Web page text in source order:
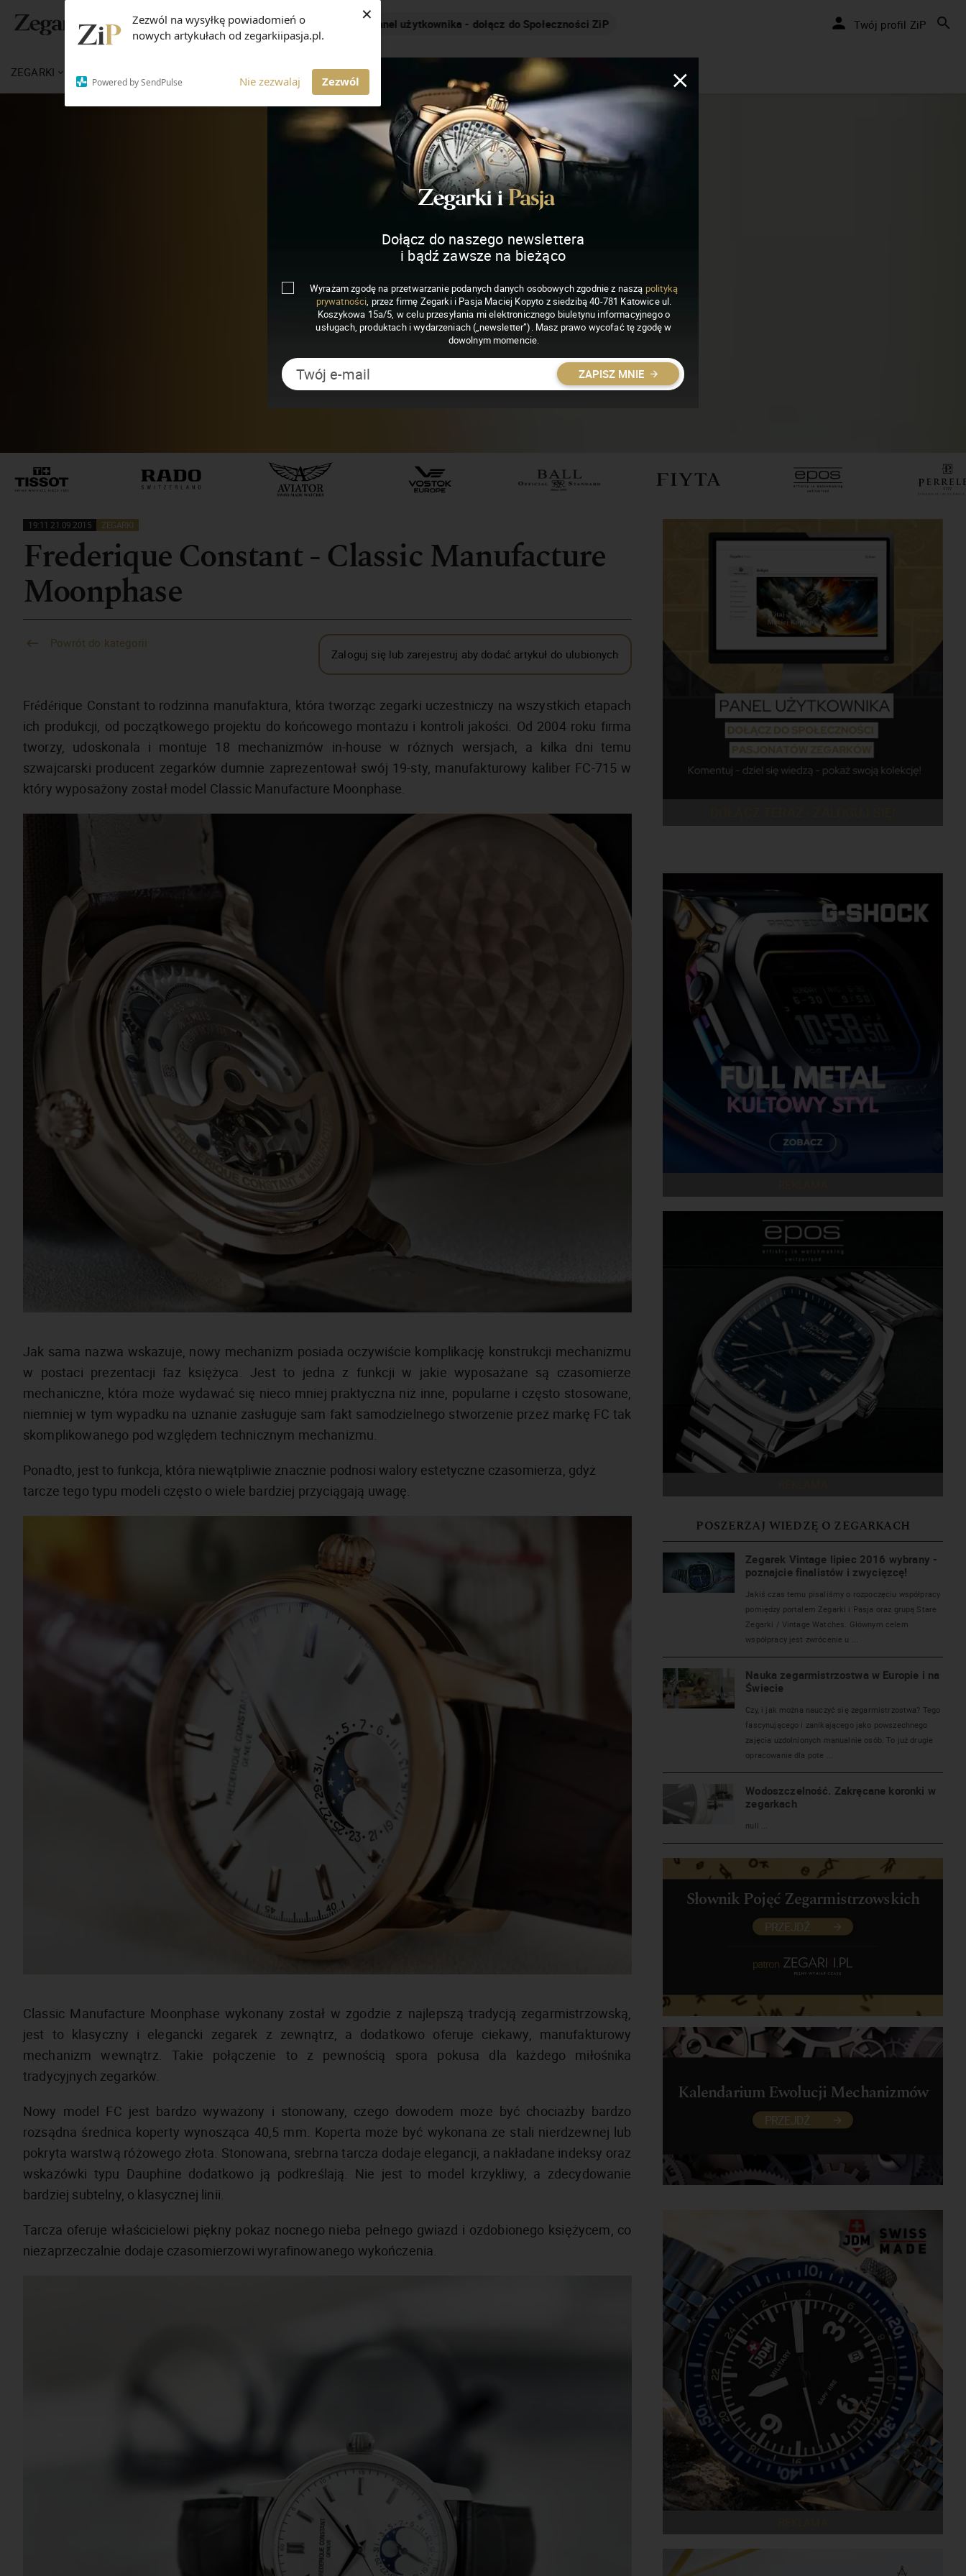
Zezwól na wysyłkę powiadomień o
nowych artykułach od zegarkiipasja.pl.
Powered by SendPulse Nie zezwalaj Zezwól
× Nakręcamy pozytywnie... cały czas! Twój profil ZiP
ZEGARKI MAGAZYN ZEGARKI I PASJA
19:11 21.09.2015 ZEGARKI
Frederique Constant - Classic Manufacture
Moonphase
Powrót do kategorii
Zaloguj się lub zarejestruj aby dodać artykuł do ulubionych
Frédérique Constant to rodzinna manufaktura, która tworząc zegarki uczestniczy na wszystkich etapach
ich produkcji, od początkowego projektu do końcowego montażu i kontroli jakości. Od 2004 roku firma
tworzy, udoskonala i montuje 18 mechanizmów in-house w różnych wersjach, a kilka dni temu
szwajcarski producent zegarków dumnie zaprezentował swój 19-sty, manufakturowy kaliber FC-715 w
który wyposażony został model Classic Manufacture Moonphase.
Jak sama nazwa wskazuje, nowy mechanizm posiada oczywiście komplikację konstrukcji mechanizmu
w postaci prezentacji faz księżyca. Jest to jedna z funkcji w jakie wyposażane są czasomierze
mechaniczne, która może wydawać się nieco mniej praktyczna niż inne, popularne i często stosowane,
niemniej w tym wypadku na uznanie zasługuje sam fakt samodzielnego stworzenie przez markę FC tak
skomplikowanego pod względem technicznym mechanizmu.
Ponadto, jest to funkcja, która niewątpliwie znacznie podnosi walory estetyczne czasomierza, gdyż
tarcze tego typu modeli często o wiele bardziej przyciągają uwagę.
Classic Manufacture Moonphase wykonany został w zgodzie z najlepszą tradycją zegarmistrzowską,
jest to klasyczny i elegancki zegarek z zewnątrz, a dodatkowo oferuje ciekawy, manufakturowy
mechanizm wewnątrz. Takie połączenie to z pewnością spora pokusa dla każdego miłośnika
tradycyjnych zegarków.
Nowy model FC jest bardzo wyważony i stonowany, czego dowodem może być chociażby bardzo
rozsądna średnica koperty wynosząca 40,5 mm. Koperta może być wykonana ze stali nierdzewnej lub
pokryta warstwą różowego złota. Stonowana, srebrna tarcza dodaje elegancji, a nakładane indeksy oraz
wskazówki typu Dauphine dodatkowo ją podkreślają. Nie jest to model krzykliwy, a zdecydowanie
bardziej subtelny, o klasycznej linii.
Tarcza oferuje właścicielowi piękny pokaz nocnego nieba pełnego gwiazd i ozdobionego księżycem, co
niezaprzeczalnie dodaje czasomierzowi wyrafinowanego wykończenia.
POSZERZAJ WIEDZĘ O ZEGARKACH
Zegarek Vintage lipiec 2016 wybrany -
poznajcie finalistów i zwycięzcę!
Jakiś czas temu pisaliśmy o rozpoczęciu współpracy
pomiędzy portalem Zegarki i Pasja oraz grupą Stare
Zegarki / Vintage Watches. Głównym celem
współpracy jest zwrócenie u ...
Nauka zegarmistrzostwa w Europie i na
Świecie
Czy, i jak można nauczyć się zegarmistrzostwa? Tego
fascynującego i zanikającego jako powszechnego
zajęcia uzdolnionych manualnie osób. To już drugie
opracowanie dla pote ...
Wodoszczelność. Zakręcane koronki w
zegarkach
null ...
Słownik Pojęć Zegarmistrzowskich
PRZEJDŹ
patron
Kalendarium Ewolucji Mechanizmów
PRZEJDŹ
Dołącz do naszego newslettera
i bądź zawsze na bieżąco
Wyrażam zgodę na przetwarzanie podanych danych osobowych zgodnie z naszą polityką
prywatności, przez firmę Zegarki i Pasja Maciej Kopyto z siedzibą 40-781 Katowice ul.
Koszykowa 15a/5, w celu przesyłania mi elektronicznego biuletynu informacyjnego o
usługach, produktach i wydarzeniach („newsletter”). Masz prawo wycofać tę zgodę w
dowolnym momencie.
ZAPISZ MNIE